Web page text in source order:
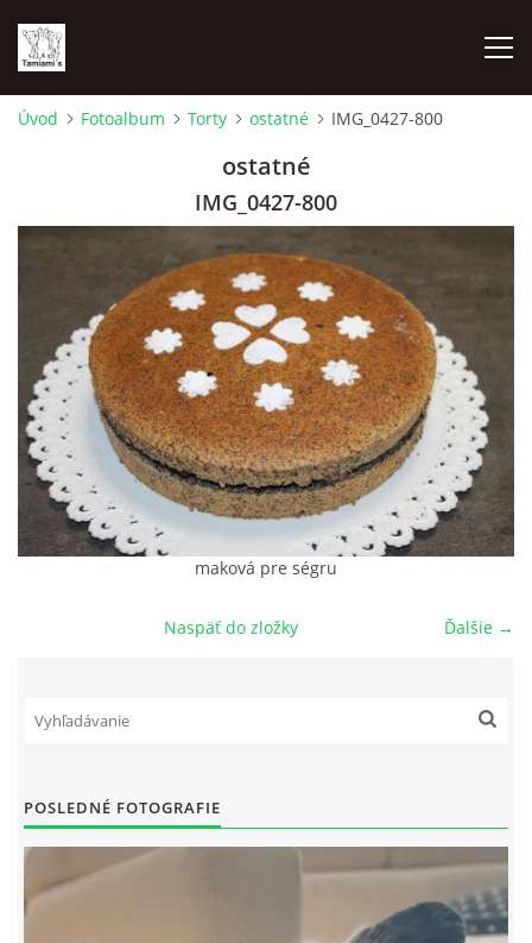
NAŠI ŠAMPIÓNI
VÝSTAVY
FOTOALBUM
Z TEÓRIE
Úvod Fotoalbum Torty ostatné IMG_0427-800
ostatné
IMG_0427-800
maková pre ségru
Ďalšie →
Naspäť do zložky
POSLEDNÉ FOTOGRAFIE